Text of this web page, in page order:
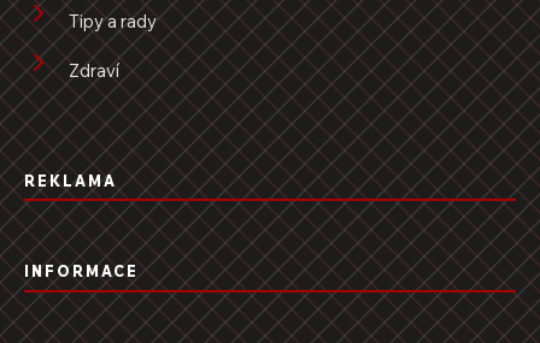
Tipy a rady
Zdraví
REKLAMA
INFORMACE